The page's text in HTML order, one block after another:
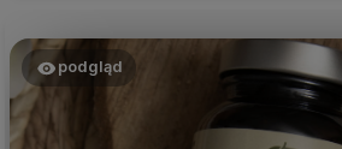
pozdrowieniami, obsługa sklepu.
podgląd